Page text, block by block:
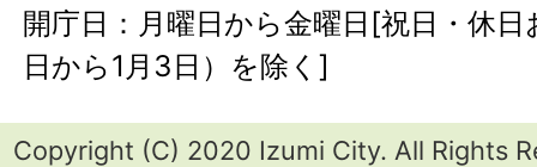
開庁日：月曜日から金曜日[祝日・休
日から1月3日）を除く]
Copyright (C) 2020 Izumi City. All Rights